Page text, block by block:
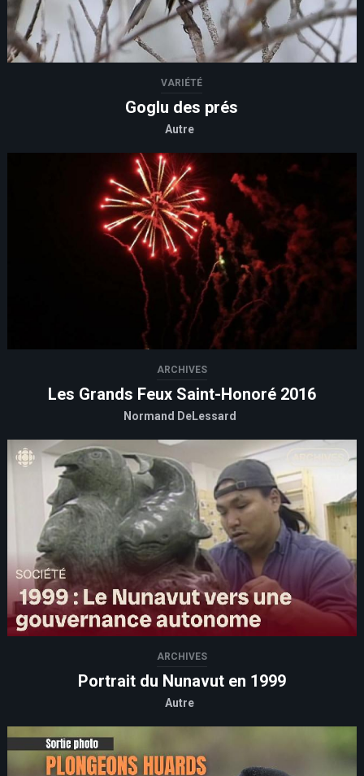
VARIÉTÉ
Goglu des prés
Autre
ARCHIVES
Les Grands Feux Saint-Honoré 2016
Normand DeLessard
ARCHIVES
Portrait du Nunavut en 1999
Autre